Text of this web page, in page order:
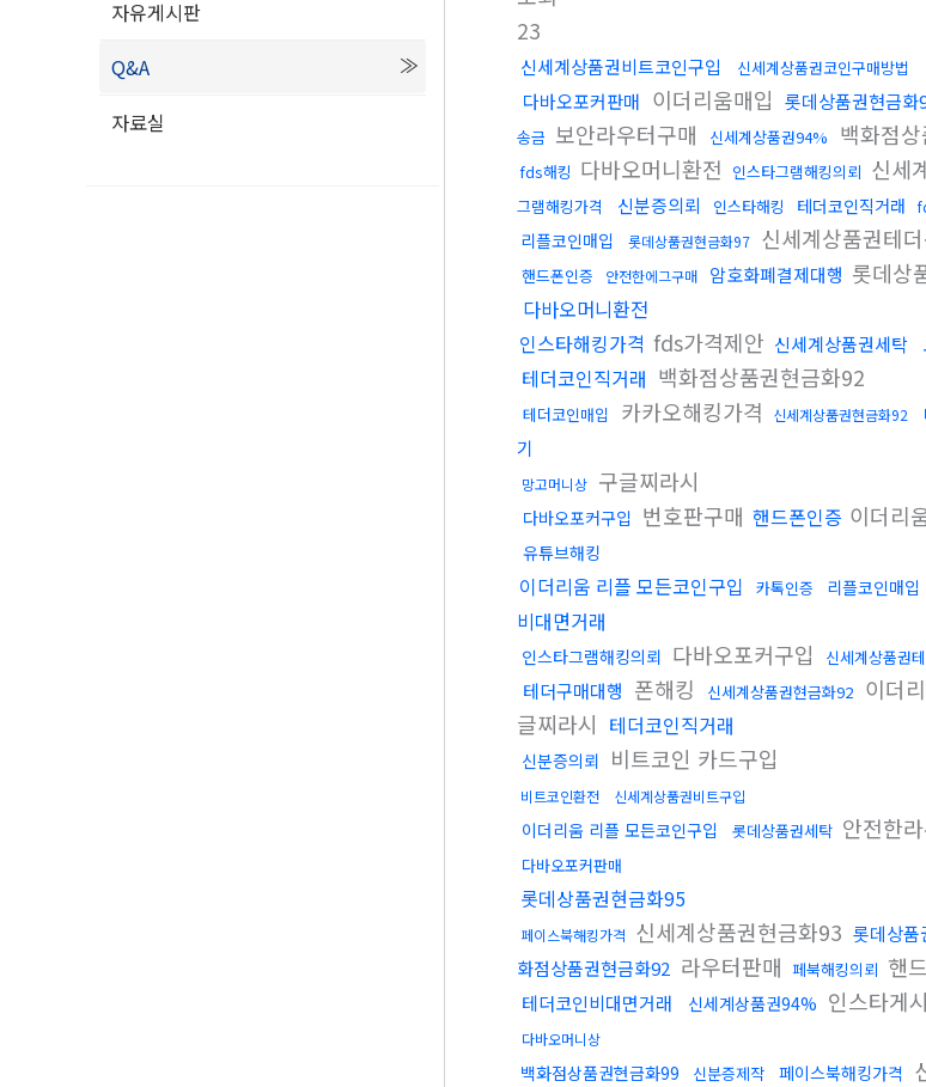
자유게시판
Q&A
자료실
23
신세계상품권비트코인구입 신세계상품권코인구매방법
다바오포커판매 이더리움매입 롯데상품권현금화
송금 보안라우터구매 신세계상품권94% 백화점
fds해킹 다바오머니환전 인스타그램해킹의뢰 신세
그램해킹가격
신분증의뢰 인스타해킹 테더코인직거래
리플코인매입 롯데상품권현금화97 신세계상품권테
핸드폰인증 안전한에그구매 암호화폐결제대행 롯데상
다바오머니환전
인스타해킹가격 fds가격제안 신세계상품권세탁
테더코인직거래 백화점상품권현금화92
테더코인매입 카카오해킹가격 신세계상품권현금화92
기
망고머니상 구글찌라시
다바오포커구입 번호판구매 핸드폰인증 이더리
유튜브해킹
이더리움 리플 모든코인구입 카톡인증 리플코인매입
비대면거래
인스타그램해킹의뢰 다바오포커구입 신세계상품권
테더구매대행 폰해킹 신세계상품권현금화92 이더
글찌라시 테더코인직거래
신분증의뢰 비트코인 카드구입
비트코인환전 신세계상품권비트구입
이더리움 리플 모든코인구입 롯데상품권세탁 안전한
다바오포커판매
롯데상품권현금화95
페이스북해킹가격 신세계상품권현금화93 롯데상품
화점상품권현금화92 라우터판매 페북해킹의뢰 핸
테더코인비대면거래 신세계상품권94% 인스타게
다바오머니상
백화점상품권현금화99 신분증제작 페이스북해킹가격